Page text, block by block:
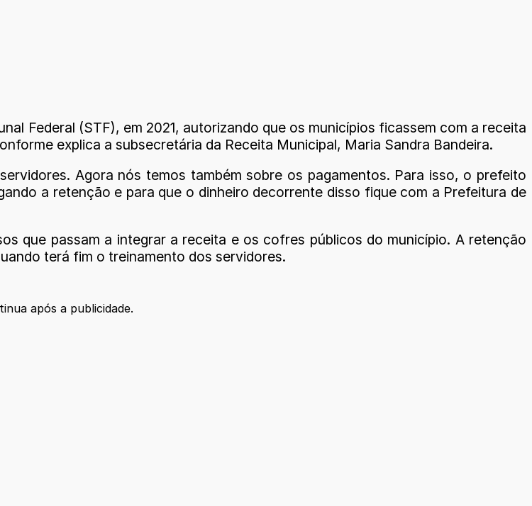
Federal (STF), em 2021, autorizando que os municípios ficassem com a receita
explica a subsecretária da Receita Municipal, Maria Sandra Bandeira.
Agora nós temos também sobre os pagamentos. Para isso, o prefeito
a retenção e para que o dinheiro decorrente disso fique com a Prefeitura de
que passam a integrar a receita e os cofres públicos do município. A retenção
terá fim o treinamento dos servidores.
após a publicidade.